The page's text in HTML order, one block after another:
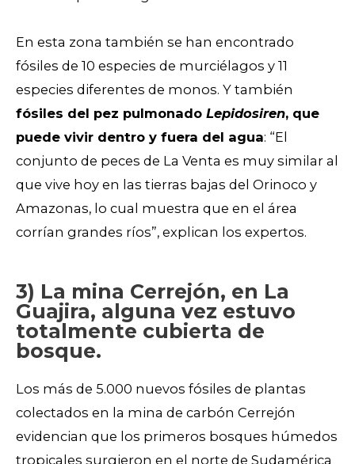
En esta zona también se han encontrado
fósiles de 10 especies de murciélagos y 11
especies diferentes de monos. Y también
fósiles del pez pulmonado Lepidosiren, que
puede vivir dentro y fuera del agua: “El
conjunto de peces de La Venta es muy similar al
que vive hoy en las tierras bajas del Orinoco y
Amazonas, lo cual muestra que en el área
corrían grandes ríos”, explican los expertos.
3) La mina Cerrejón, en La
Guajira, alguna vez estuvo
totalmente cubierta de
bosque.
Los más de 5.000 nuevos fósiles de plantas
colectados en la mina de carbón Cerrejón
evidencian que los primeros bosques húmedos
tropicales surgieron en el norte de Sudamérica